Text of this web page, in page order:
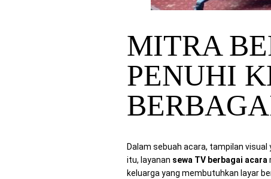
MITRA
PENUHI
Dalam sebuah acara, tampilan
itu, layanan sewa TV berbagai acara
keluarga yang membutuhkan layar